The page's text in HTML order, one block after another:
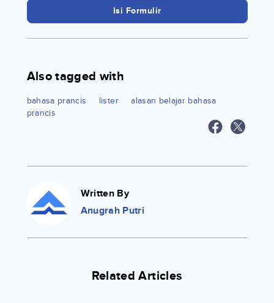
Isi Formulir
Also tagged with
bahasa prancis lister
alasan belajar bahasa
prancis
Written By
Anugrah Putri
Related Articles